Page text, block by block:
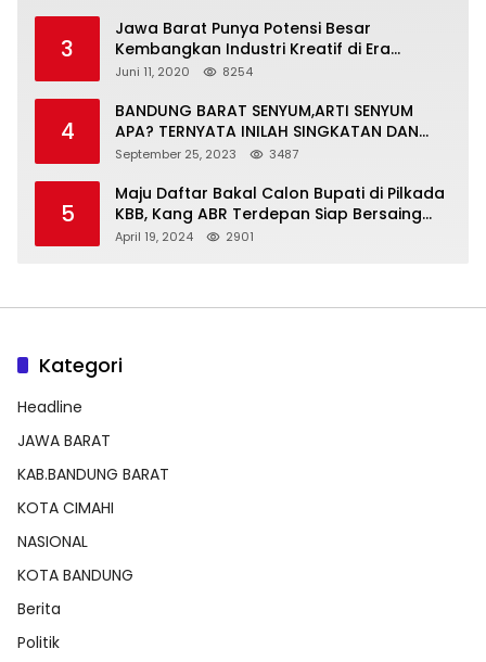
3
Jawa Barat Punya Potensi Besar
Kembangkan Industri Kreatif di Era
Normal Baru
Juni 11, 2020 8254
4
BANDUNG BARAT SENYUM,ARTI SENYUM
APA? TERNYATA INILAH SINGKATAN DAN
MAKNANYA
September 25, 2023 3487
5
Maju Daftar Bakal Calon Bupati di Pilkada
KBB, Kang ABR Terdepan Siap Bersaing
Dengan Balon Lainnya
April 19, 2024 2901
Kategori
Headline
JAWA BARAT
KAB.BANDUNG BARAT
KOTA CIMAHI
NASIONAL
KOTA BANDUNG
Berita
Politik